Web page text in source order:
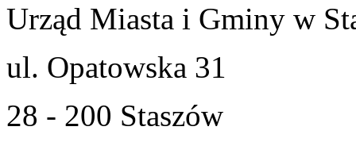
Urząd Miasta i Gminy w
ul. Opatowska 31
28 - 200 Staszów